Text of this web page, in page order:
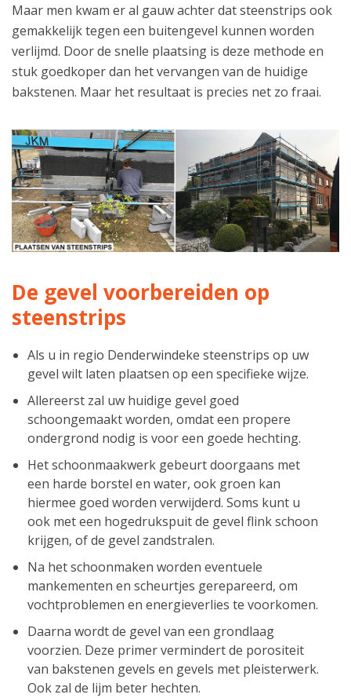
Maar men kwam er al gauw achter dat steenstrips ook
gemakkelijk tegen een buitengevel kunnen worden
verlijmd. Door de snelle plaatsing is deze methode en
stuk goedkoper dan het vervangen van de huidige
bakstenen. Maar het resultaat is precies net zo fraai.
De gevel voorbereiden op
steenstrips
Als u in regio Denderwindeke steenstrips op uw
gevel wilt laten plaatsen op een specifieke wijze.
Allereerst zal uw huidige gevel goed
schoongemaakt worden, omdat een propere
ondergrond nodig is voor een goede hechting.
Het schoonmaakwerk gebeurt doorgaans met
een harde borstel en water, ook groen kan
hiermee goed worden verwijderd. Soms kunt u
ook met een hogedrukspuit de gevel flink schoon
krijgen, of de gevel zandstralen.
Na het schoonmaken worden eventuele
mankementen en scheurtjes gerepareerd, om
vochtproblemen en energieverlies te voorkomen.
Daarna wordt de gevel van een grondlaag
voorzien. Deze primer vermindert de porositeit
van bakstenen gevels en gevels met pleisterwerk.
Ook zal de lijm beter hechten.